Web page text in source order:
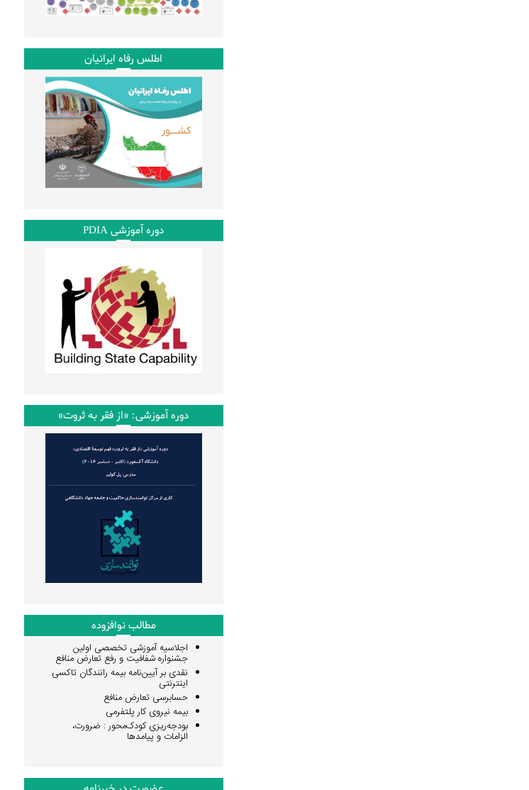
اطلس رفاه ایرانیان
دوره آموزشی PDIA
دوره آموزشی: «از فقر به ثروت»
مطالب نوافزوده
اجلاسیه آموزشی تخصصی اولین
جشنواره شفافیت و رفع تعارض منافع
نقدی بر آیین‌نامه بیمه رانندگان تاکسی
اینترنتی
حسابرسی تعارض منافع
بیمه نیروی کار پلتفرمی
بودجه‌ریزی کودک‌محور : ضرورت،
الزامات و پیامدها